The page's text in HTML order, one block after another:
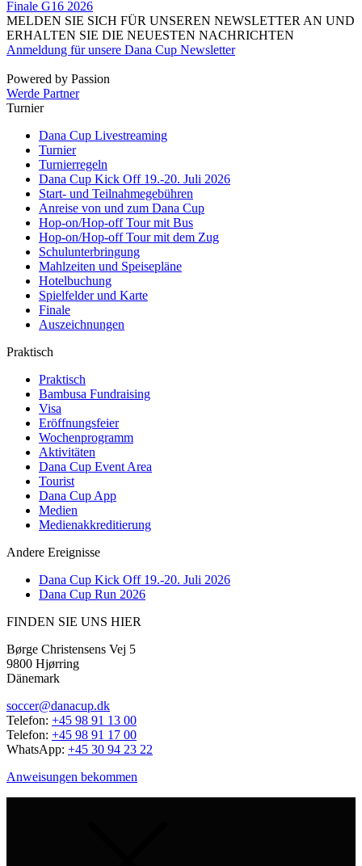
Finale G16 2026
MELDEN SIE SICH FÜR UNSEREN NEWSLETTER AN UND
ERHALTEN SIE DIE NEUESTEN NACHRICHTEN
Anmeldung für unsere Dana Cup Newsletter
Powered by Passion
Werde Partner
Turnier
Dana Cup Livestreaming
Turnier
Turnierregeln
Dana Cup Kick Off 19.-20. Juli 2026
Start- und Teilnahmegebühren
Anreise von und zum Dana Cup
Hop-on/Hop-off Tour mit Bus
Hop-on/Hop-off Tour mit dem Zug
Schulunterbringung
Mahlzeiten und Speisepläne
Hotelbuchung
Spielfelder und Karte
Finale
Auszeichnungen
Praktisch
Praktisch
Bambusa Fundraising
Visa
Eröffnungsfeier
Wochenprogramm
Aktivitäten
Dana Cup Event Area
Tourist
Dana Cup App
Medien
Medienakkreditierung
Andere Ereignisse
Dana Cup Kick Off 19.-20. Juli 2026
Dana Cup Run 2026
FINDEN SIE UNS HIER
Børge Christensens Vej 5
9800 Hjørring
Dänemark
soccer@danacup.dk
Telefon: +45 98 91 13 00
Telefon: +45 98 91 17 00
WhatsApp: +45 30 94 23 22
Anweisungen bekommen